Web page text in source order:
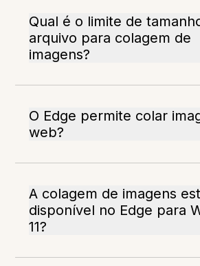
Qual é o limite de
arquivo para colagem de
imagens?
O Edge permite colar
web?
A colagem de imagens
disponível no Edge para
11?